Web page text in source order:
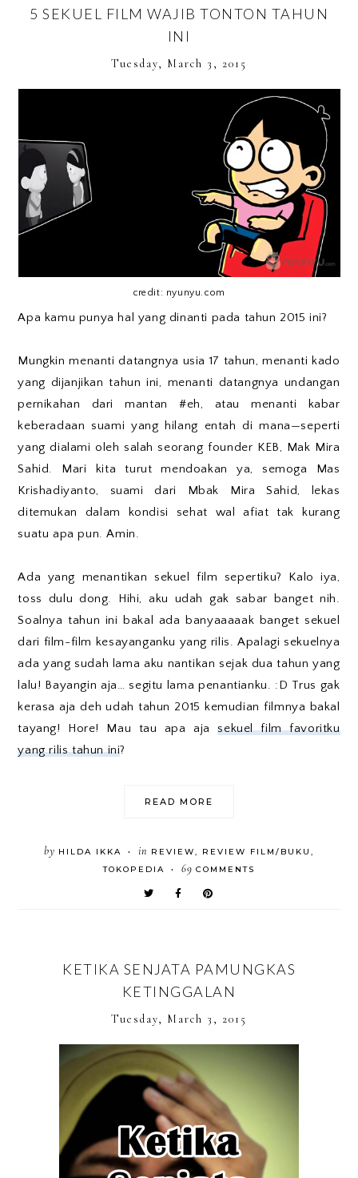
5 SEKUEL FILM WAJIB TONTON TAHUN
INI
Tuesday, March 3, 2015
credit: nyunyu.com
Apa kamu punya hal yang dinanti pada tahun 2015 ini?
Mungkin menanti datangnya usia 17 tahun, menanti kado
yang dijanjikan tahun ini, menanti datangnya undangan
pernikahan dari mantan #eh, atau menanti kabar
keberadaan suami yang hilang entah di mana—seperti
yang dialami oleh salah seorang founder KEB, Mak Mira
Sahid. Mari kita turut mendoakan ya, semoga Mas
Krishadiyanto, suami dari Mbak Mira Sahid, lekas
ditemukan dalam kondisi sehat wal afiat tak kurang
suatu apa pun. Amin.
Ada yang menantikan sekuel film sepertiku? Kalo iya,
toss dulu dong. Hihi, aku udah gak sabar banget nih.
Soalnya tahun ini bakal ada banyaaaaak banget sekuel
dari film-film kesayanganku yang rilis. Apalagi sekuelnya
ada yang sudah lama aku nantikan sejak dua tahun yang
lalu! Bayangin aja… segitu lama penantianku. :D Trus gak
kerasa aja deh udah tahun 2015 kemudian filmnya bakal
tayang! Hore! Mau tau apa ajasekuel film favoritku
yang rilis tahun ini?
READ MORE
by HILDA IKKA • in REVIEW, REVIEW FILM/BUKU ,
TOKOPEDIA
• 69 COMMENTS
KETIKA SENJATA PAMUNGKAS
KETINGGALAN
Tuesday, March 3, 2015